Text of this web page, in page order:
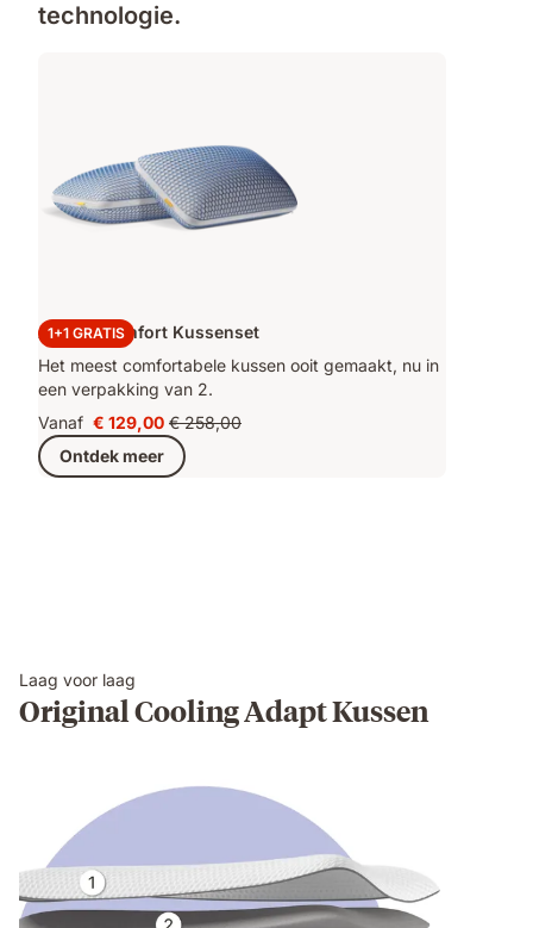
technologie.
1+1 GRATIS
Airgrid Comfort Kussenset
Het meest comfortabele kussen ooit gemaakt, nu in
een verpakking van 2.
Vanaf Prijs
€ 129,00
€ 129,00Oorspronkelijke
prijs
€ 258,00
€ 258,00
Ontdek meer
Laag voor laag
Original Cooling Adapt Kussen